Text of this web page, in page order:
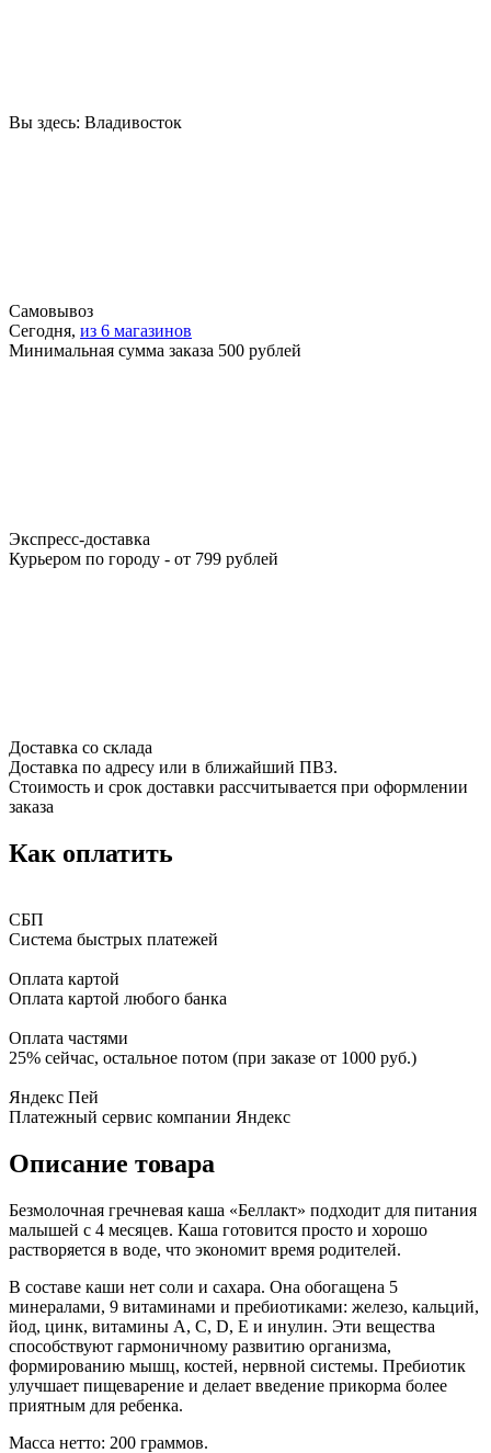
Вы здесь: Владивосток
Самовывоз
Сегодня, из 6 магазинов
Минимальная сумма заказа 500 рублей
Экспресс-доставка
Курьером по городу - от 799 рублей
Доставка со склада
Доставка по адресу или в ближайший ПВЗ.
Стоимость и срок доставки рассчитывается при оформлении
заказа
Как оплатить
СБП
Система быстрых платежей
Оплата картой
Оплата картой любого банка
Оплата частями
25% сейчас, остальное потом (при заказе от 1000 руб.)
Яндекс Пей
Платежный сервис компании Яндекс
Описание товара
Безмолочная гречневая каша «Беллакт» подходит для питания
малышей с 4 месяцев. Каша готовится просто и хорошо
растворяется в воде, что экономит время родителей.
В составе каши нет соли и сахара. Она обогащена 5
минералами, 9 витаминами и пребиотиками: железо, кальций,
йод, цинк, витамины A, C, D, E и инулин. Эти вещества
способствуют гармоничному развитию организма,
формированию мышц, костей, нервной системы. Пребиотик
улучшает пищеварение и делает введение прикорма более
приятным для ребенка.
Масса нетто: 200 граммов.